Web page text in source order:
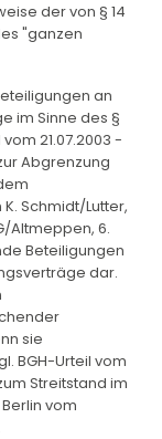
der von § 14
"ganzen
an
im Sinne des §
21.07.2003 -
Abgrenzung
Schmidt/Lutter,
Altmeppen, 6.
Beteiligungen
dar.
sie
BGH-Urteil vom
zum Streitstand im
vom